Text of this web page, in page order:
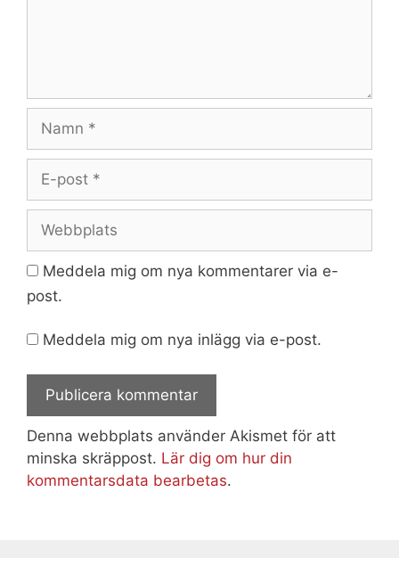
post
Meddela mig om nya kommentarer via e-
post.
Meddela mig om nya inlägg via e-post.
Denna webbplats använder Akismet för att
minska skräppost. Lär dig om hur din
kommentarsdata bearbetas.